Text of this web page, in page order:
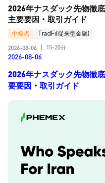
2026年ナスダック先物徹
主要要因・取引ガイド
中級者
TradFi(従来型金融)
2026-08-06
15-20分
2026-08-06
2026年ナスダック先物徹
要要因・取引ガイド